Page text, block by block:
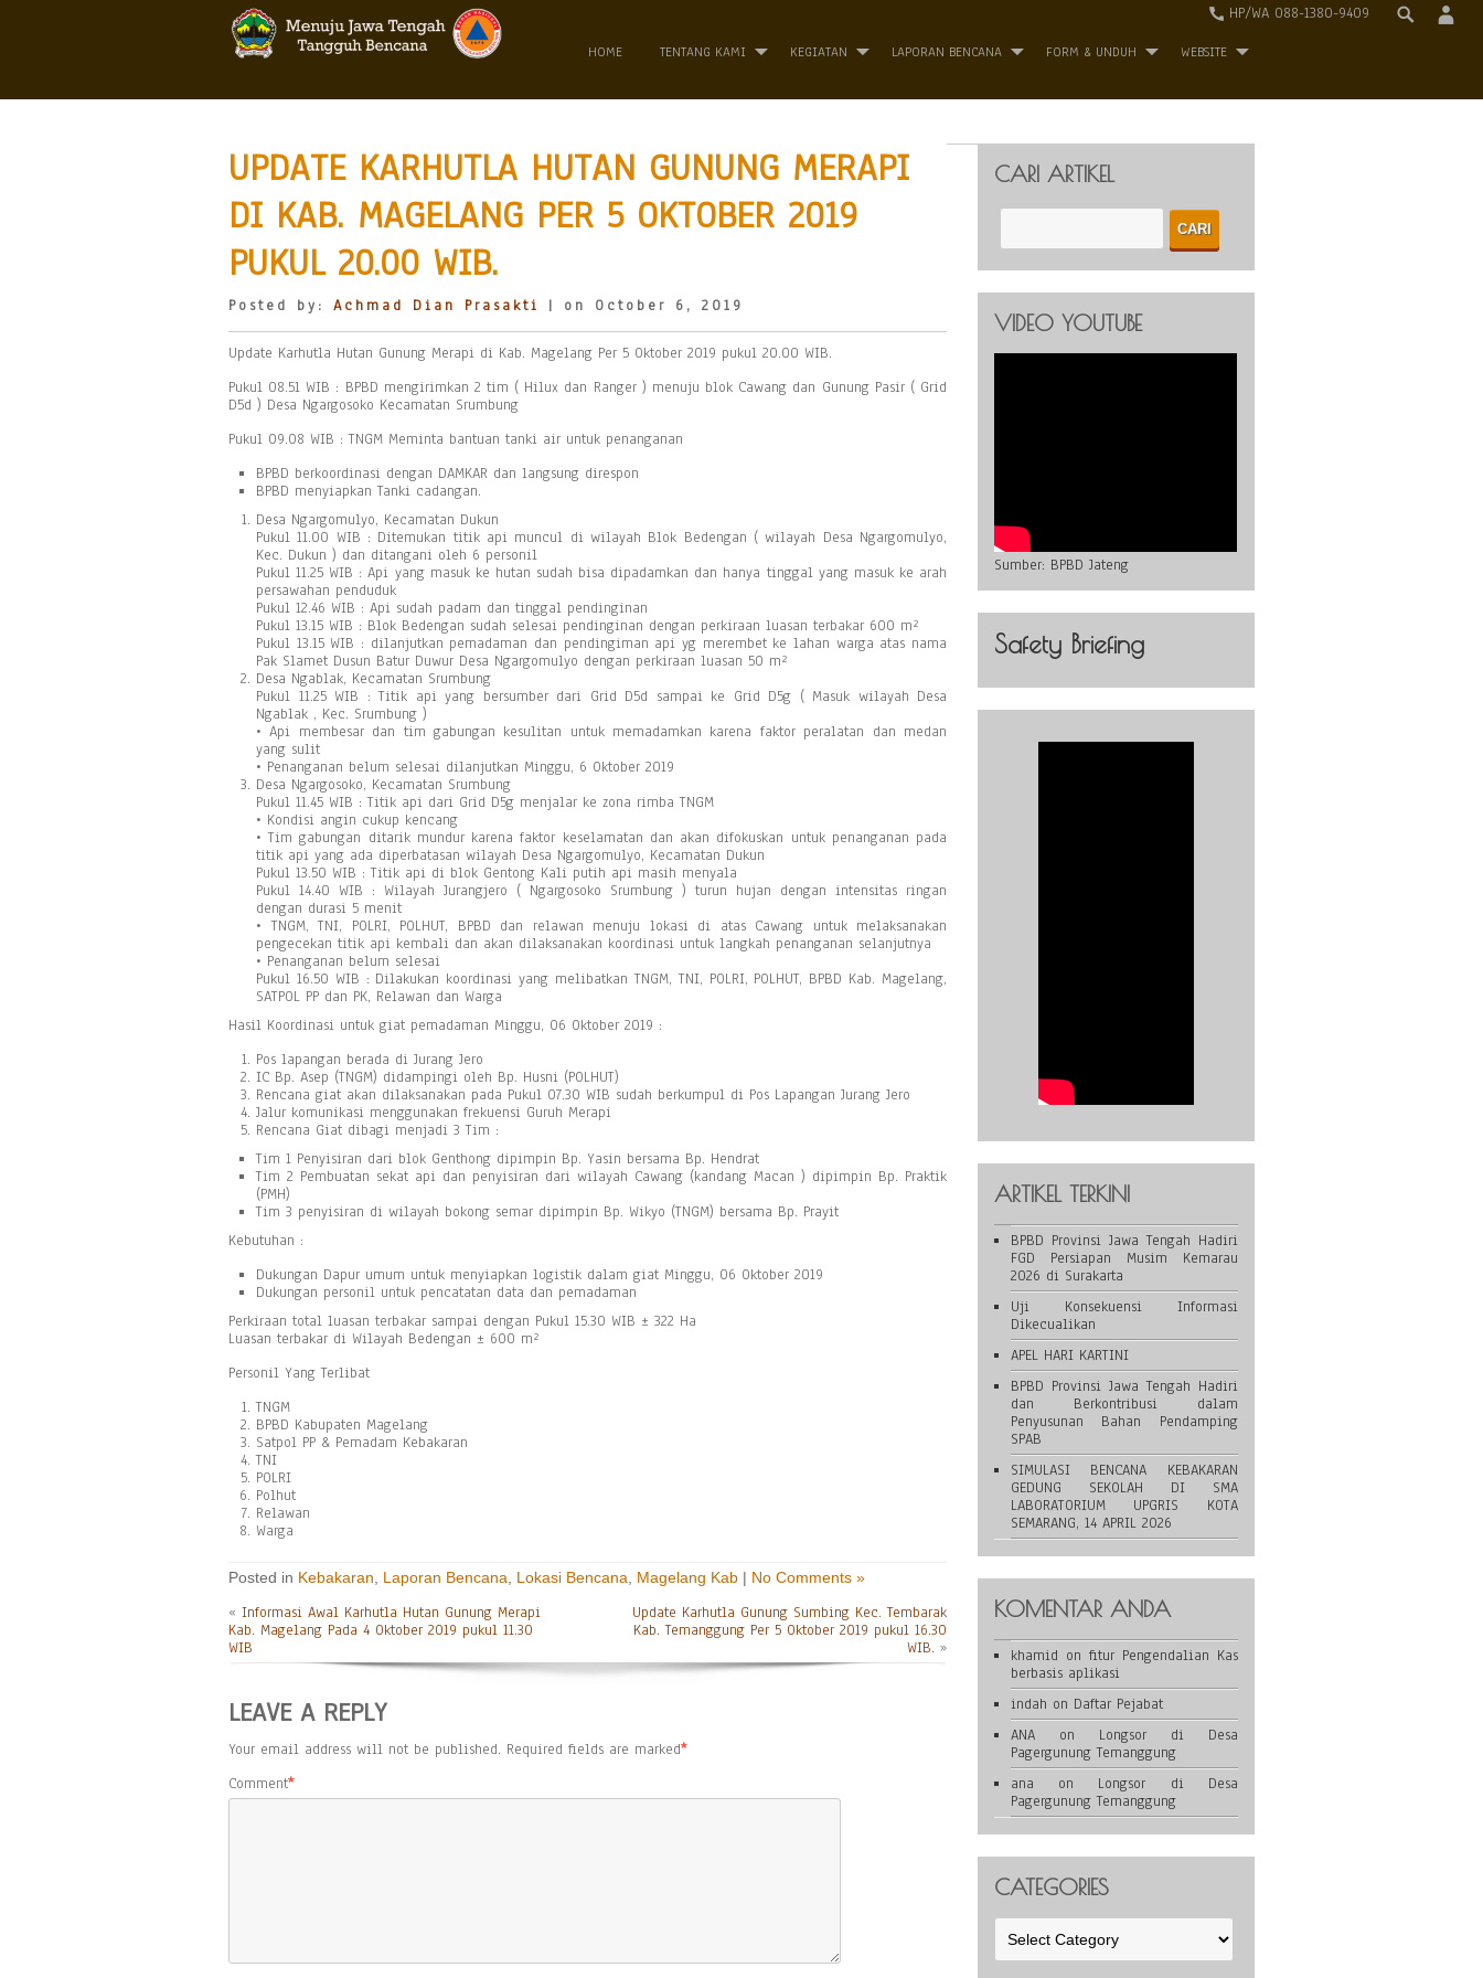
HP/WA 088-1380-9409
HOME TENTANG KAMI KEGIATAN LAPORAN BENCANA FORM & UNDUH WEBSITE
UPDATE KARHUTLA HUTAN GUNUNG MERAPI
DI KAB. MAGELANG PER 5 OKTOBER 2019
PUKUL 20.00 WIB.
Posted by: Achmad Dian Prasakti | on October 6, 2019
Update Karhutla Hutan Gunung Merapi di Kab. Magelang Per 5 Oktober 2019 pukul 20.00 WIB.
Pukul 08.51 WIB : BPBD mengirimkan 2 tim ( Hilux dan Ranger ) menuju blok Cawang dan Gunung Pasir ( Grid
D5d ) Desa Ngargosoko Kecamatan Srumbung
Pukul 09.08 WIB : TNGM Meminta bantuan tanki air untuk penanganan
BPBD berkoordinasi dengan DAMKAR dan langsung direspon
BPBD menyiapkan Tanki cadangan.
Desa Ngargomulyo, Kecamatan Dukun
Pukul 11.00 WIB : Ditemukan titik api muncul di wilayah Blok Bedengan ( wilayah Desa Ngargomulyo,
Kec. Dukun ) dan ditangani oleh 6 personil
Pukul 11.25 WIB : Api yang masuk ke hutan sudah bisa dipadamkan dan hanya tinggal yang masuk ke arah
persawahan penduduk
Pukul 12.46 WIB : Api sudah padam dan tinggal pendinginan
Pukul 13.15 WIB : Blok Bedengan sudah selesai pendinginan dengan perkiraan luasan terbakar 600 m²
Pukul 13.15 WIB : dilanjutkan pemadaman dan pendingiman api yg merembet ke lahan warga atas nama
Pak Slamet Dusun Batur Duwur Desa Ngargomulyo dengan perkiraan luasan 50 m²
Desa Ngablak, Kecamatan Srumbung
Pukul 11.25 WIB : Titik api yang bersumber dari Grid D5d sampai ke Grid D5g ( Masuk wilayah Desa
Ngablak , Kec. Srumbung )
• Api membesar dan tim gabungan kesulitan untuk memadamkan karena faktor peralatan dan medan
yang sulit
• Penanganan belum selesai dilanjutkan Minggu, 6 Oktober 2019
Desa Ngargosoko, Kecamatan Srumbung
Pukul 11.45 WIB : Titik api dari Grid D5g menjalar ke zona rimba TNGM
• Kondisi angin cukup kencang
• Tim gabungan ditarik mundur karena faktor keselamatan dan akan difokuskan untuk penanganan pada
titik api yang ada diperbatasan wilayah Desa Ngargomulyo, Kecamatan Dukun
Pukul 13.50 WIB : Titik api di blok Gentong Kali putih api masih menyala
Pukul 14.40 WIB : Wilayah Jurangjero ( Ngargosoko Srumbung ) turun hujan dengan intensitas ringan
dengan durasi 5 menit
• TNGM, TNI, POLRI, POLHUT, BPBD dan relawan menuju lokasi di atas Cawang untuk melaksanakan
pengecekan titik api kembali dan akan dilaksanakan koordinasi untuk langkah penanganan selanjutnya
• Penanganan belum selesai
Pukul 16.50 WIB : Dilakukan koordinasi yang melibatkan TNGM, TNI, POLRI, POLHUT, BPBD Kab. Magelang,
SATPOL PP dan PK, Relawan dan Warga
Hasil Koordinasi untuk giat pemadaman Minggu, 06 Oktober 2019 :
Pos lapangan berada di Jurang Jero
IC Bp. Asep (TNGM) didampingi oleh Bp. Husni (POLHUT)
Rencana giat akan dilaksanakan pada Pukul 07.30 WIB sudah berkumpul di Pos Lapangan Jurang Jero
Jalur komunikasi menggunakan frekuensi Guruh Merapi
Rencana Giat dibagi menjadi 3 Tim :
Tim 1 Penyisiran dari blok Genthong dipimpin Bp. Yasin bersama Bp. Hendrat
Tim 2 Pembuatan sekat api dan penyisiran dari wilayah Cawang (kandang Macan ) dipimpin Bp. Praktik
(PMH)
Tim 3 penyisiran di wilayah bokong semar dipimpin Bp. Wikyo (TNGM) bersama Bp. Prayit
Kebutuhan :
Dukungan Dapur umum untuk menyiapkan logistik dalam giat Minggu, 06 Oktober 2019
Dukungan personil untuk pencatatan data dan pemadaman
Perkiraan total luasan terbakar sampai dengan Pukul 15.30 WIB ± 322 Ha
Luasan terbakar di Wilayah Bedengan ± 600 m²
Personil Yang Terlibat
TNGM
BPBD Kabupaten Magelang
Satpol PP & Pemadam Kebakaran
TNI
POLRI
Polhut
Relawan
Warga
Posted in Kebakaran Laporan Bencana Lokasi Bencana Magelang Kab | No Comments »
« Informasi Awal Karhutla Hutan Gunung Merapi
Kab. Magelang Pada 4 Oktober 2019 pukul 11.30
WIB
Update Karhutla Gunung Sumbing Kec. Tembarak
Kab. Temanggung Per 5 Oktober 2019 pukul 16.30
WIB. »
LEAVE A REPLY
Your email address will not be published. Required fields are marked*
Comment*
CARI ARTIKEL
VIDEO YOUTUBE
Sumber: BPBD Jateng
Safety Briefing
ARTIKEL TERKINI
BPBD Provinsi Jawa Tengah Hadiri
FGD Persiapan Musim Kemarau
2026 di Surakarta
Uji Konsekuensi Informasi
Dikecualikan
APEL HARI KARTINI
BPBD Provinsi Jawa Tengah Hadiri
dan Berkontribusi dalam
Penyusunan Bahan Pendamping
SPAB
SIMULASI BENCANA KEBAKARAN
GEDUNG SEKOLAH DI SMA
LABORATORIUM UPGRIS KOTA
SEMARANG, 14 APRIL 2026
KOMENTAR ANDA
khamid on fitur Pengendalian Kas
berbasis aplikasi
indah on Daftar Pejabat
ANAon Longsor di Desa
Pagergunung Temanggung
ana on Longsor di Desa
Pagergunung Temanggung
CATEGORIES
Categories